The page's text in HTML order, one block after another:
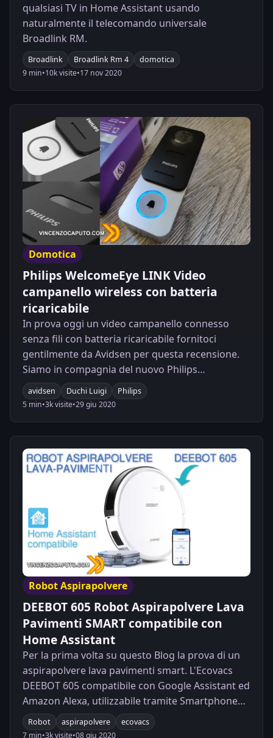
qualsiasi TV in Home Assistant usando
naturalmente il telecomando universale
Broadlink RM.
Broadlink Broadlink Rm 4
domotica
9 min•10k visite•17 nov 2020
Domotica
Philips WelcomeEye LINK Video
campanello wireless con batteria
ricaricabile
In prova oggi un video campanello connesso
senza fili con batteria ricaricabile fornitoci
gentilmente da Avidsen per questa recensione.
Siamo in compagnia del nuovo Philips
WelcomeEYE Link.
avidsen Duchi Luigi
Philips
5 min•3k visite•29 giu 2020
Robot Aspirapolvere
DEEBOT 605 Robot Aspirapolvere Lava
Pavimenti SMART compatibile con
Home Assistant
Per la prima volta su questo Blog la prova di un
aspirapolvere lava pavimenti smart. L'Ecovacs
DEEBOT 605 compatibile con Google Assistant ed
Amazon Alexa, utilizzabile tramite Smartphone
ed integrabile facilmente in Home Assistant.
Robot aspirapolvere
ecovacs
7 min•3k visite•08 giu 2020